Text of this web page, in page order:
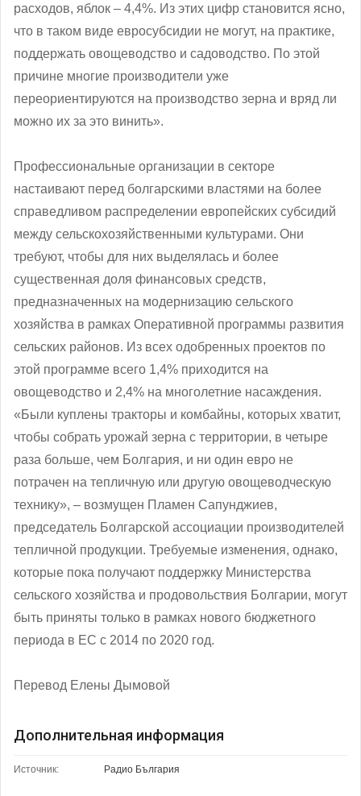
расходов, яблок – 4,4%. Из этих цифр становится ясно,
что в таком виде евросубсидии не могут, на практике,
поддержать овощеводство и садоводство. По этой
причине многие производители уже
переориентируются на производство зерна и вряд ли
можно их за это винить».
Профессиональные организации в секторе
настаивают перед болгарскими властями на более
справедливом распределении европейских субсидий
между сельскохозяйственными культурами. Они
требуют, чтобы для них выделялась и более
существенная доля финансовых средств,
предназначенных на модернизацию сельского
хозяйства в рамках Оперативной программы развития
сельских районов. Из всех одобренных проектов по
этой программе всего 1,4% приходится на
овощеводство и 2,4% на многолетние насаждения.
«Были куплены тракторы и комбайны, которых хватит,
чтобы собрать урожай зерна с территории, в четыре
раза больше, чем Болгария, и ни один евро не
потрачен на тепличную или другую овощеводческую
технику», – возмущен Пламен Сапунджиев,
председатель Болгарской ассоциации производителей
тепличной продукции. Требуемые изменения, однако,
которые пока получают поддержку Министерства
сельского хозяйства и продовольствия Болгарии, могут
быть приняты только в рамках нового бюджетного
периода в ЕС с 2014 по 2020 год.
Перевод Елены Дымовой
Дополнительная информация
Источник: Радио България